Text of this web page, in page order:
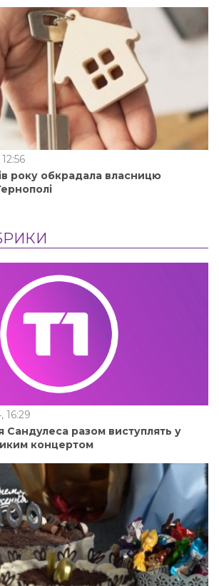
року обкрадала власницю
16:29
Сандулеса разом виступлять у
концертом